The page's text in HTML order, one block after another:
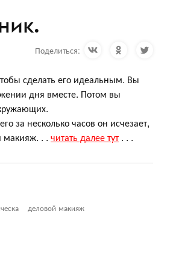
Поделиться:
сделать его идеальным. Вы
дня вместе. Потом вы
за несколько часов он исчезает,
макияж. . . читать далее тут . . .
деловой макияж